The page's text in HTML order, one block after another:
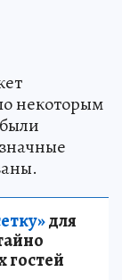
некоторым
для
гостей